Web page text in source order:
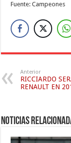
Fuente: Campeones
Anterior
RICCIARDO
RENAULT EN
Noticias